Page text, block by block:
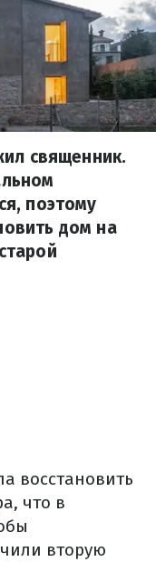
священник.
поэтому
дом на
восстановить
что в
вторую